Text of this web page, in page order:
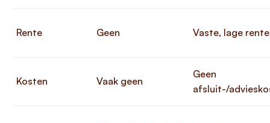
Rente Geen Vaste, lage rente
Kosten Vaak geen
Geen
afsluit-/